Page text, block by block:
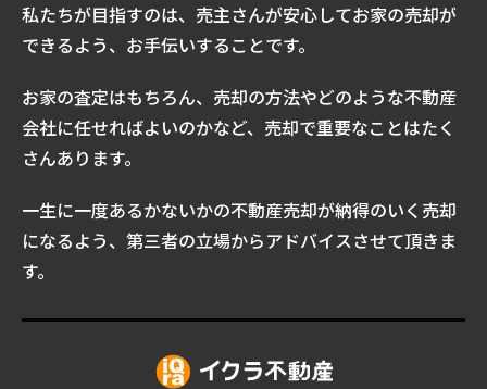
私たちが目指すのは、売主さんが安心してお家の売却が
できるよう、お手伝いすることです。
お家の査定はもちろん、売却の方法やどのような不動産
会社に任せればよいのかなど、売却で重要なことはたく
さんあります。
一生に一度あるかないかの不動産売却が納得のいく売却
になるよう、第三者の立場からアドバイスさせて頂きま
す。